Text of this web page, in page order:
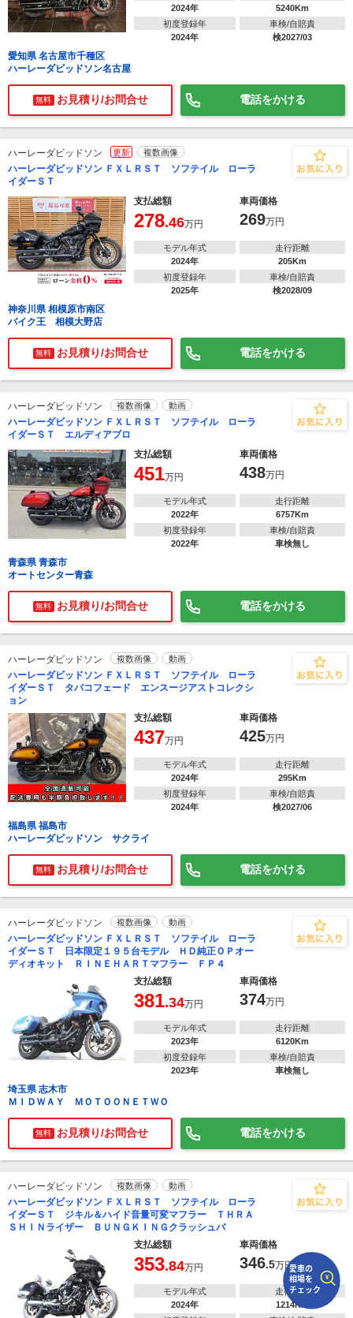
2024年
5240Km
初度登録年
2024年
車検/自賠責
検2027/03
愛知県 名古屋市千種区
ハーレーダビッドソン名古屋
無料 お見積り/お問合せ 電話をかける
ハーレーダビッドソン 更新 複数画像
ハーレーダビッドソン ＦＸＬＲＳＴ ソフテイル ローラ
イダーＳＴ
支払総額
車両価格
278.46万円 269万円
モデル年式
2024年
走行距離
205Km
初度登録年
2025年
車検/自賠責
検2028/09
神奈川県 相模原市南区
バイク王 相模大野店
無料 お見積り/お問合せ 電話をかける
ハーレーダビッドソン 複数画像 動画
ハーレーダビッドソン ＦＸＬＲＳＴ ソフテイル ローラ
イダーＳＴ エルディアブロ
支払総額
車両価格
451万円 438万円
モデル年式
2022年
走行距離
6757Km
初度登録年
2022年
車検/自賠責
車検無し
青森県 青森市
オートセンター青森
無料 お見積り/お問合せ 電話をかける
ハーレーダビッドソン 複数画像 動画
ハーレーダビッドソン ＦＸＬＲＳＴ ソフテイル ローラ
イダーＳＴ タバコフェード エンスージアストコレクシ
ョン
支払総額
車両価格
437万円 425万円
モデル年式
2024年
走行距離
295Km
初度登録年
2024年
車検/自賠責
検2027/06
福島県 福島市
ハーレーダビッドソン サクライ
無料 お見積り/お問合せ 電話をかける
ハーレーダビッドソン 複数画像 動画
ハーレーダビッドソン ＦＸＬＲＳＴ ソフテイル ローラ
イダーＳＴ 日本限定１９５台モデル ＨＤ純正ＯＰオー
ディオキット ＲＩＮＥＨＡＲＴマフラー ＦＰ４
支払総額
車両価格
381.34万円 374万円
モデル年式
2023年
走行距離
6120Km
初度登録年
2023年
車検/自賠責
車検無し
埼玉県 志木市
ＭＩＤＷＡＹ ＭＯＴＯＯＮＥＴＷＯ
無料 お見積り/お問合せ 電話をかける
ハーレーダビッドソン 複数画像 動画
ハーレーダビッドソン ＦＸＬＲＳＴ ソフテイル ローラ
イダーＳＴ ジキル＆ハイド音量可変マフラー ＴＨＲＡ
ＳＨＩＮライザー ＢＵＮＧＫＩＮＧクラッシュバ
支払総額
車両価格
353.84万円 346.5万円
モデル年式
2024年
走行距離
1214Km
相場をチェック！
まずはメーカーを選択する